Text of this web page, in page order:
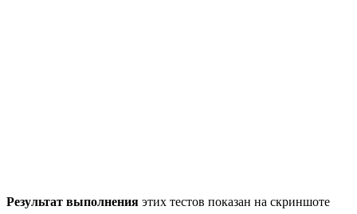
Результат выполнения этих тестов показан на скриншоте